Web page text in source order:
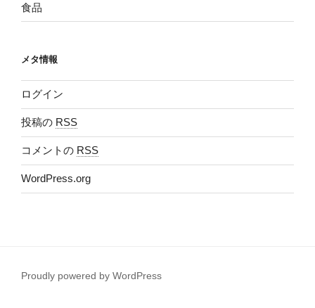
食品
メタ情報
ログイン
投稿の RSS
コメントの RSS
WordPress.org
Proudly powered by WordPress